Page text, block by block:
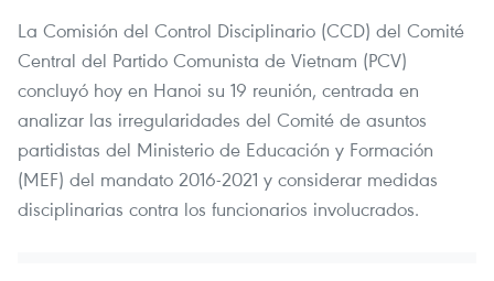
La Comisión del Control Disciplinario (CCD) del Comité
Central del Partido Comunista de Vietnam (PCV)
concluyó hoy en Hanoi su 19 reunión, centrada en
analizar las irregularidades del Comité de asuntos
partidistas del Ministerio de Educación y Formación
(MEF) del mandato 2016-2021 y considerar medidas
disciplinarias contra los funcionarios involucrados.